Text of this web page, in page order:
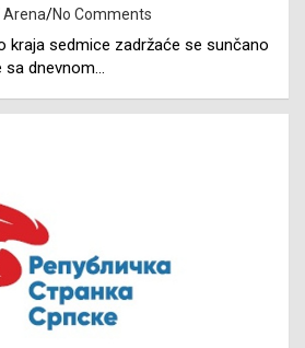
Arena No Comments
kraja sedmice zadržaće se sunčano
sa dnevnom…